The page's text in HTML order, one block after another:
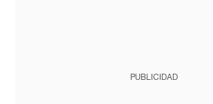
PUBLICIDAD